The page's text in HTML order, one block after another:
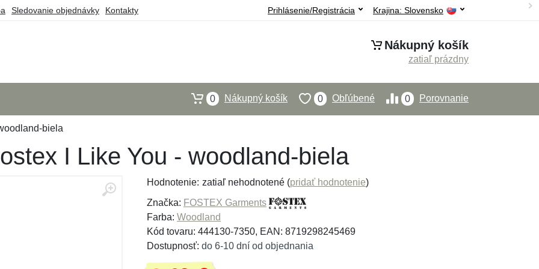
Sledovanie objednávky Kontakty Krajina: Slovensko
Prihlásenie/Registrácia
Nákupný košík
zatiaľ prázdny
0 Porovnanie
0 Obľúbené
0 Nákupný košík
biela
I Like You - woodland-biela
Hodnotenie: zatiaľ nehodnotené (pridať hodnotenie)
Značka: FOSTEX Garments
Farba: Woodland
Kód tovaru: 444130-7350, EAN: 8719298245469
Dostupnosť: do 6-10 dní od objednania